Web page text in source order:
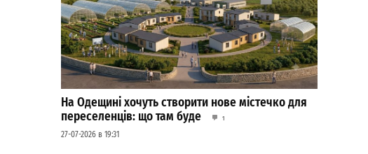
На Одещині хочуть створити нове містечко для
переселенців: що там буде
1
27-07-2026 в 19:31